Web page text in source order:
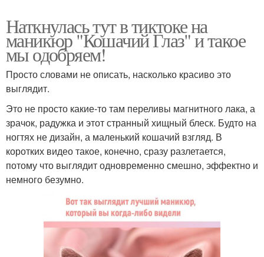
Наткнулась тут в тиктоке на
маникюр "Кошачий Глаз" и такое
мы одобряем!
Просто словами не описать, насколько красиво это
выглядит.
Это не просто какие-то там переливы магнитного лака, а
зрачок, радужка и этот странный хищный блеск. Будто на
ногтях не дизайн, а маленький кошачий взгляд. В
коротких видео такое, конечно, сразу разлетается,
потому что выглядит одновременно смешно, эффектно и
немного безумно.